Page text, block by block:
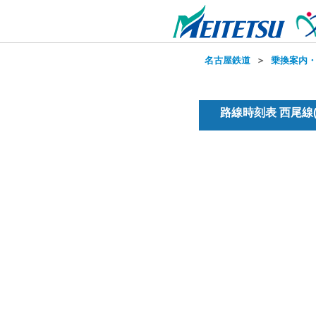
名古屋鉄道 ＞ 乗換案内
路線時刻表 西尾